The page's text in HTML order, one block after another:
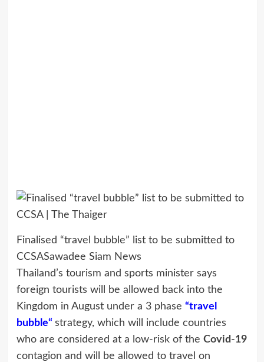
Finalised “travel bubble” list to be submitted to
CCSASawadee Siam News
Thailand’s tourism and sports minister says
foreign tourists will be allowed back into the
Kingdom in August under a 3 phase “travel
bubble“ strategy, which will include countries
who are considered at a low-risk of the Covid-19
contagion and will be allowed to travel on